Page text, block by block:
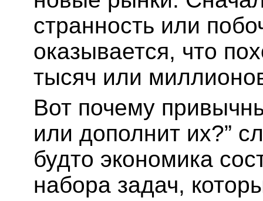
странность или
оказывается, что
тысяч или
Вот почему
или дополнит их?”
будто экономика
набора задач,